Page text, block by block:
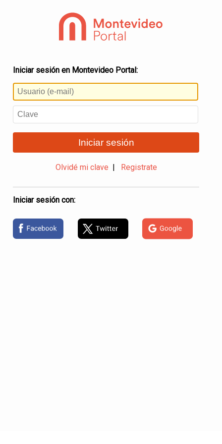
Iniciar sesión en Montevideo Portal:
Iniciar sesión
Olvidé mi clave Registrate
Iniciar sesión con: